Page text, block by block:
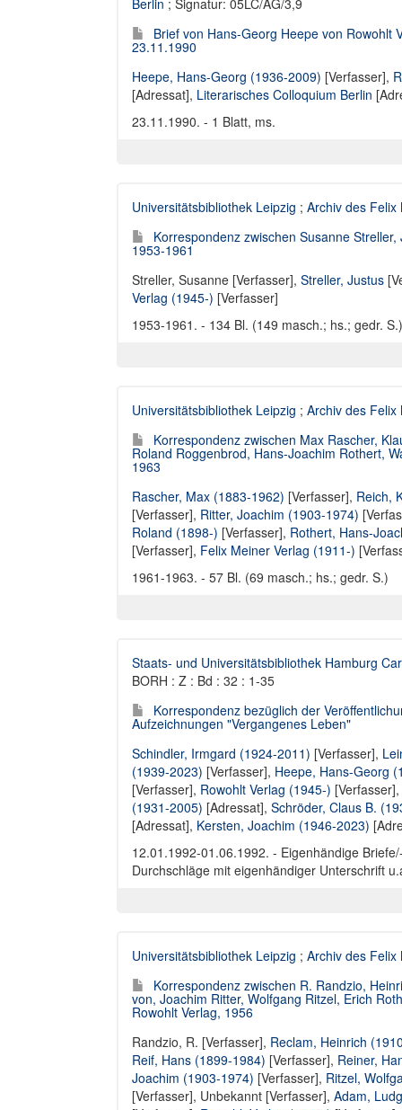
Berlin ; Signatur: 05LC/AG/3,9
Brief von Hans-Georg Heepe von Rowohlt
23.11.1990
Heepe, Hans-Georg (1936-2009) [Verfasser],
[Adressat], Literarisches Colloquium Berlin
23.11.1990. - 1 Blatt, ms.
Universitätsbibliothek Leipzig ; Archiv des Felix
Korrespondenz zwischen Susanne
1953-1961
Streller, Susanne [Verfasser], Streller, Justus
Verlag (1945-) [Verfasser]
1953-1961. - 134 Bl. (149 masch.; hs.; gedr.
Universitätsbibliothek Leipzig ; Archiv des Felix
Korrespondenz zwischen Max Rascher,
Roland Roggenbrod, Hans-Joachim Rothert,
1963
Rascher, Max (1883-1962) [Verfasser], Reich,
[Verfasser], Ritter, Joachim (1903-1974)
Roland (1898-) [Verfasser], Rothert, Hans-
[Verfasser], Felix Meiner Verlag (1911-)
1961-1963. - 57 Bl. (69 masch.; hs.; gedr. S.)
Staats- und Universitätsbibliothek Hamburg
BORH : Z : Bd : 32 : 1-35
Korrespondenz bezüglich der
Aufzeichnungen "Vergangenes Leben"
Schindler, Irmgard (1924-2011) [Verfasser],
(1939-2023) [Verfasser], Heepe, Hans-Georg
[Verfasser], Rowohlt Verlag (1945-) [Verfasser],
(1931-2005) [Adressat], Schröder, Claus B.
[Adressat], Kersten, Joachim (1946-2023)
12.01.1992-01.06.1992. - Eigenhändige
Durchschläge mit eigenhändiger Unterschrift
Universitätsbibliothek Leipzig ; Archiv des Felix
Korrespondenz zwischen R. Randzio,
von, Joachim Ritter, Wolfgang Ritzel, Erich
Rowohlt Verlag, 1956
Randzio, R. [Verfasser], Reclam, Heinrich
Reif, Hans (1899-1984) [Verfasser], Reiner,
Joachim (1903-1974) [Verfasser], Ritzel,
[Verfasser], Unbekannt [Verfasser], Adam,